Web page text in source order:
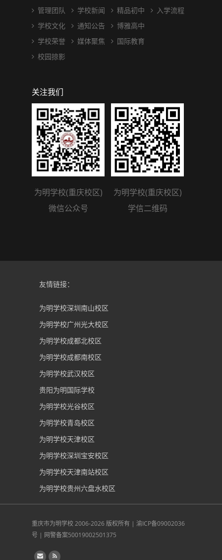
管理团队
学校文化
学校荣誉
校园掠影
学校新闻
通知公告
媒体聚焦
精品初中
博雅高中
国际教育
入学流程
关注我们
为明学校(重庆校区)
微信公众号
为明学校(重庆校区)
学信二维码
友情链接：
为明学校深圳南山校区
为明学校广州光大校区
为明学校成都北校区
为明学校成都南校区
为明学校武汉校区
贵阳为明国际学校
为明学校光谷校区
为明学校青岛校区
为明学校天津校区
为明学校深圳宝安校区
为明学校天津南站校区
为明学校贵州六盘水校区
重庆市为明学校2006-2026 版权所有 | 渝ICP备09002036
号 | 网警备案50019002501375